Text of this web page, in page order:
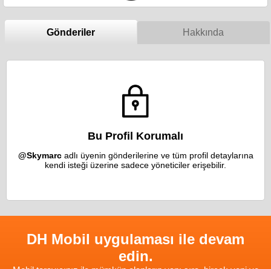
Gönderiler Hakkında
Bu Profil Korumalı
@Skymarcadlı üyenin gönderilerine ve tüm profil detaylarına
kendi isteği üzerine sadece yöneticiler erişebilir.
DH Mobil uygulaması ile devam
edin.